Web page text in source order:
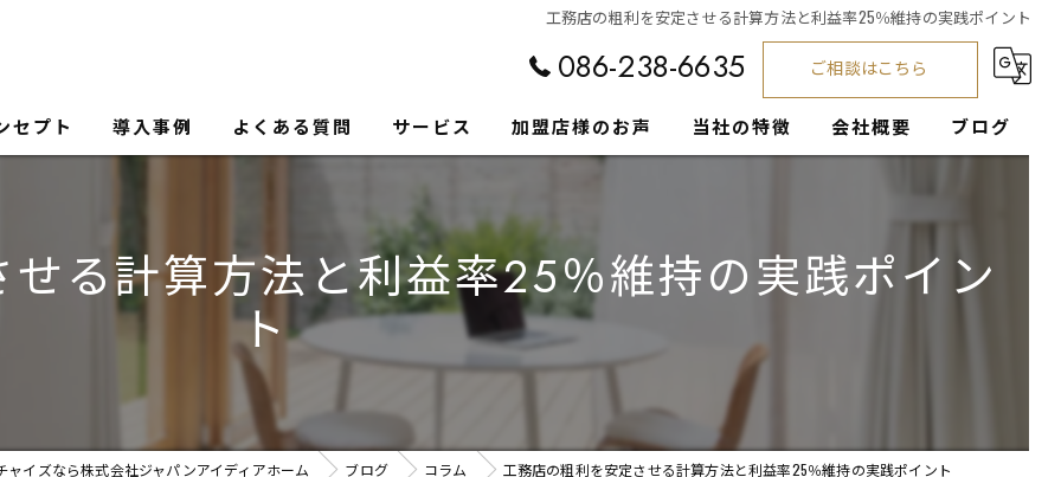
工務店の粗利を安定させる計算方法と利益率25％維持の実践ポイント
086-238-6635 ご相談はこちら
セプト 導入事例 よくある質問 サービス 加盟店様のお声 当社の特徴
集客支援
注文住宅
営業
会社概要 ブログ
る計算方法と利益率25％維持の実践ポイン
ト
ャイズなら株式会社ジャパンアイディアホーム ブログ コラム 工務店の粗利を安定させる計算方法と利益率25％維持の実践ポイント